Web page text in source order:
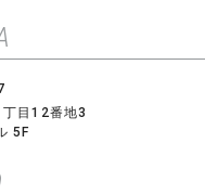
目12番地3
5F